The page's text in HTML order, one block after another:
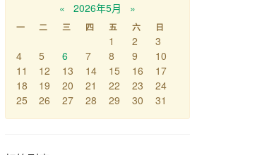
« 2026年5月 »
一 二 三 四 五 六 日
1 2
3
4
5 6 7 8 9
10
11
12 13 14 15 16
17
18
19 20 21 22 23
24
25
26 27 28 29 30 31